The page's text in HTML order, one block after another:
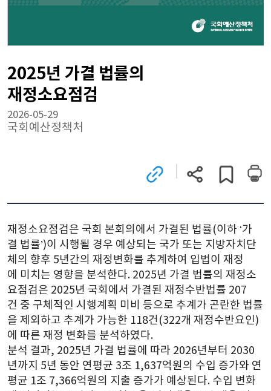
2025년 가결 법률의
재정소요점검
국회예산정책처
2026-05-29
관련
사이트로
이동
창)
현재
페이지
주소
게시글
스크랩하기
재정소요점검은 국회 본회의에서 가결된 법률(이하 ‘가
결 법률’)이 시행될 경우 예상되는 국가 또는 지방자치단
체의 향후 5년간의 재정변화를 추계하여 입법이 재정
에 미치는 영향을 분석한다. 2025년 가결 법률의 재정소
요점검은 2025년 국회에서 가결된 재정수반법률 207
건 중 구체적인 시행계획 미비 등으로 추계가 곤란한 법률
을 제외하고 추계가 가능한 118건(322개 재정수반요인)
에 따른 재정 변화를 분석하였다.
분석 결과, 2025년 가결 법률에 따라 2026년부터 2030
년까지 5년 동안 연평균 3조 1,637억원의 수입 증가와 연
평균 1조 7,366억원의 지출 증가가 예상된다. 수입 변화